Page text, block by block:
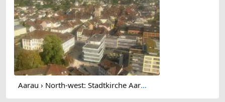
Aarau › North-west: Stadtkirche Aarau